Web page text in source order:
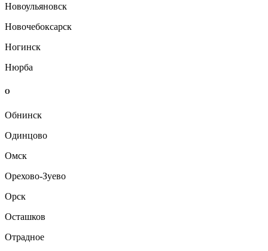
Новоульяновск
Новочебоксарск
Ногинск
Нюрба
О
Обнинск
Одинцово
Омск
Орехово-Зуево
Орск
Осташков
Отрадное